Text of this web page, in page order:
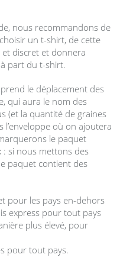
nous recommandons de
un t-shirt, de cette
discret et donnera
part du t-shirt.
le déplacement des
qui aura le nom des
(et la quantité de graines
l’enveloppe où on ajoutera
le paquet
: si nous mettons des
paquet contient des
pour les pays en-dehors
express pour tout pays
plus élevé, pour
pour tout pays.